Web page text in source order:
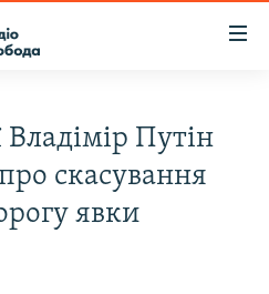
Владімір Путін
скасування
явки